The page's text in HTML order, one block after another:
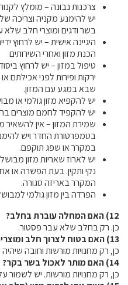
צרכנות נבונה – מומלץ
יש להימנע מקניה וצריכה
בשר ודגים ומוצרי חלב שלא
היגיינה אישית – יש לרחוץ
הכנת מזון ואחרי השירותים
טיפול במזון – יש לרחוץ
ירקות ופירות לפני אכילתם
שבא במגע עם המזון.
יש להקפיא מזון גולמי או
יש להקפיד לחמם מוצרים
שמירת המזון – אין להשאיר
בטמפרטורת החדר ויש
במקרר או שפג תוקפם.
יש לארוז שאריות מזון
נקי ותקין. בעת הפשרה או
המקרר באריזה סגורה.
הפרדה בין מזון גולמי
12) האם המחלה עוברת בחלב?
כן. רק בחלב שלא עבר פסטור.
13) האם בטוח לצרוך חלב ומוצריו?
כן, רק מחנויות מורשות וחובה
14) האם מותר לאכול בשר בקר?
כן, רק מחנויות מורשות. יש לשמור על